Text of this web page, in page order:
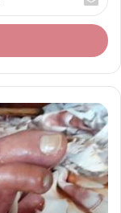
د
خ
ل
ر
د
ك
ا
ل
إ
ل